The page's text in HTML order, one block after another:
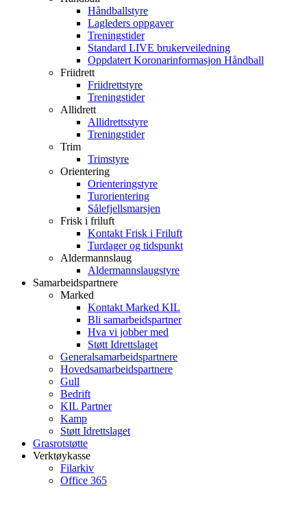
Håndballstyre
Lagleders oppgaver
Treningstider
Standard LIVE brukerveiledning
Oppdatert Koronarinformasjon Håndball
Friidrett
Friidrettstyre
Treningstider
Allidrett
Allidrettsstyre
Treningstider
Trim
Trimstyre
Orientering
Orienteringstyre
Turorientering
Sålefjellsmarsjen
Frisk i friluft
Kontakt Frisk i Friluft
Turdager og tidspunkt
Aldermannslaug
Aldermannslaugstyre
Samarbeidspartnere
Marked
Kontakt Marked KIL
Bli samarbeidspartner
Hva vi jobber med
Støtt Idrettslaget
Generalsamarbeidspartnere
Hovedsamarbeidspartnere
Gull
Bedrift
KIL Partner
Kamp
Støtt Idrettslaget
Grasrotstøtte
Verktøykasse
Filarkiv
Office 365